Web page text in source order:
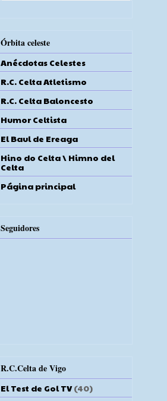
Órbita celeste
Anécdotas Celestes
R.C. Celta Atletismo
R.C. Celta Baloncesto
Humor Celtista
El Baul de Ereaga
Hino do Celta \ Himno del
Celta
Página principal
Seguidores
R.C.Celta de Vigo
El Test de Gol TV (40)